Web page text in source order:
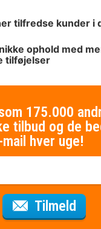
tilfredse kunder i
ophold med
tilføjelser
175.000
tilbud og de
hver uge!
Tilmeld